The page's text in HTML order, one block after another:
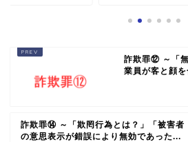
詐欺罪⑫ ～「
業員が客と顔
詐欺罪⑭ ～「欺罔行為とは？」「被害者
の意思表示が錯誤により無効であった...